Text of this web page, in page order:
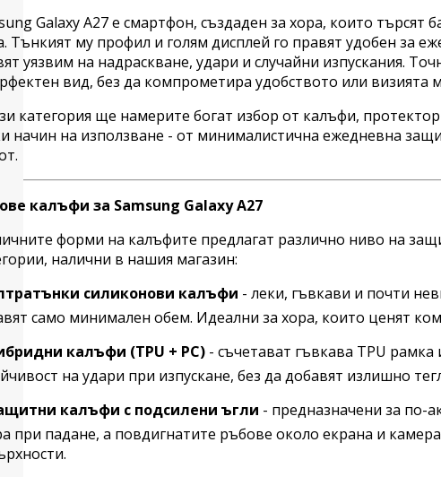
Galaxy A27 е смартфон, създаден за хора, които
Тънкият му профил и голям дисплей го правят удобен за
уязвим на надраскване, удари и случайни изпускания.
вид, без да компрометира удобството или визията
категория ще намерите богат избор от калъфи,
начин на използване - от минималистична ежедневна
калъфи за Samsung Galaxy A27
форми на калъфите предлагат различно ниво на
налични в нашия магазин:
силиконови калъфи - леки, гъвкави и почти
само минимален обем. Идеални за хора, които ценят
калъфи (TPU + PC) - съчетават гъвкава TPU
на удари при изпускане, без да добавят излишно
калъфи с подсилени ъгли - предназначени за по-
при падане, а повдигнатите ръбове около екрана и